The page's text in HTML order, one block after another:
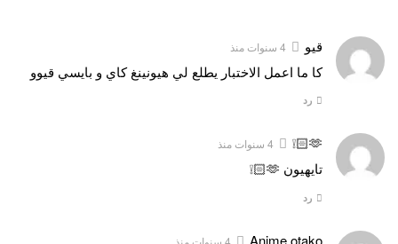
قيو 4 سنوات منذ
كا ما اعمل الاختبار يطلع لي هيونينغ كاي و بايسي قيوو
رد
🫶🏻❕ 4 سنوات منذ
تايهيون 🫶🏻❕
رد
Anime otako 4 سنوات منذ